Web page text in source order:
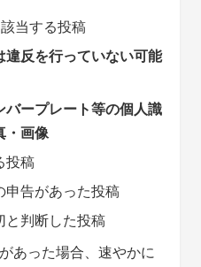
当する投稿
違反を行っていない可能
バープレート等の個人識
・画像
投稿
申告があった投稿
と判断した投稿
あった場合、速やかに